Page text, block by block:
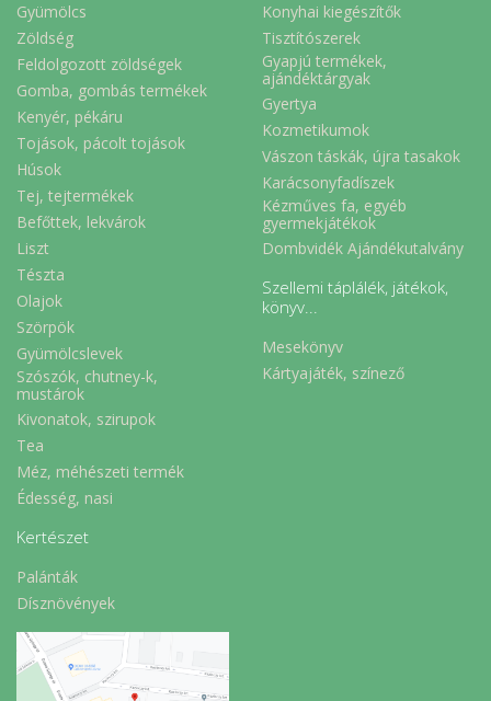
Gyümölcs
Zöldség
Feldolgozott zöldségek
Gomba, gombás termékek
Kenyér, pékáru
Tojások, pácolt tojások
Húsok
Tej, tejtermékek
Befőttek, lekvárok
Liszt
Tészta
Olajok
Szörpök
Gyümölcslevek
Szószók, chutney-k,
mustárok
Kivonatok, szirupok
Tea
Méz, méhészeti termék
Édesség, nasi
Kertészet
Palánták
Dísznövények
Konyhai kiegészítők
Tisztítószerek
Gyapjú termékek,
ajándéktárgyak
Gyertya
Kozmetikumok
Vászon táskák, újra tasakok
Karácsonyfadíszek
Kézműves fa, egyéb
gyermekjátékok
Dombvidék Ajándékutalvány
Szellemi táplálék, játékok,
könyv...
Mesekönyv
Kártyajáték, színező